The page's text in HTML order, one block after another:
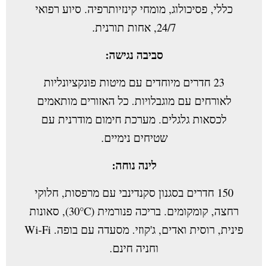
כללי, פסיכולוג, מומחי קינזיותרפיה. סיוע רפואי
24/7, אחות תורנית.
סביבה נגישה:
23 חדרים מיוחדים עם מיטות פונקציונליות
לאורחים עם מוגבלויות. כל האזורים מותאמים
לכסאות גלגלים. מערכת חימום מודרנית עם
שטיחים נימיים.
לינה נוחה:
150 חדרים בסגנון סקנדינבי עם מרפסות, חלוקי
רחצה, קומקומים. בריכה פנורמית (30°C), סאונות
פינית, רוסית ואדים, ג'קוזי. מסעדה עם בופה. Wi-Fi
וחניה חינם.